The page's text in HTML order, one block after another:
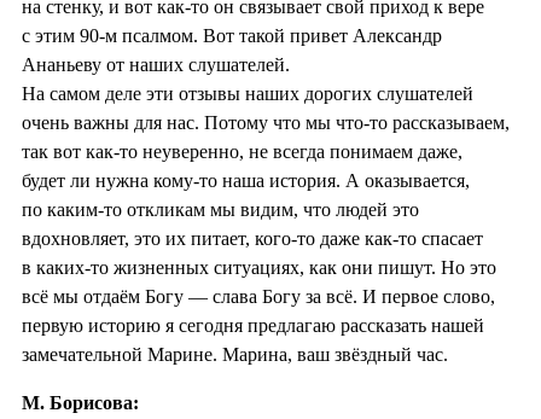
на стенку, и вот как-то он связывает свой приход к вере
с этим 90-м псалмом. Вот такой привет Александр
Ананьеву от наших слушателей.
На самом деле эти отзывы наших дорогих слушателей
очень важны для нас. Потому что мы что-то рассказываем,
так вот как-то неуверенно, не всегда понимаем даже,
будет ли нужна кому-то наша история. А оказывается,
по каким-то откликам мы видим, что людей это
вдохновляет, это их питает, кого-то даже как-то спасает
в каких-то жизненных ситуациях, как они пишут. Но это
всё мы отдаём Богу — слава Богу за всё. И первое слово,
первую историю я сегодня предлагаю рассказать нашей
замечательной Марине. Марина, ваш звёздный час.
М. Борисова: